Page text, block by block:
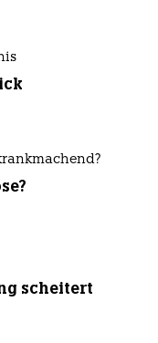
scheitert